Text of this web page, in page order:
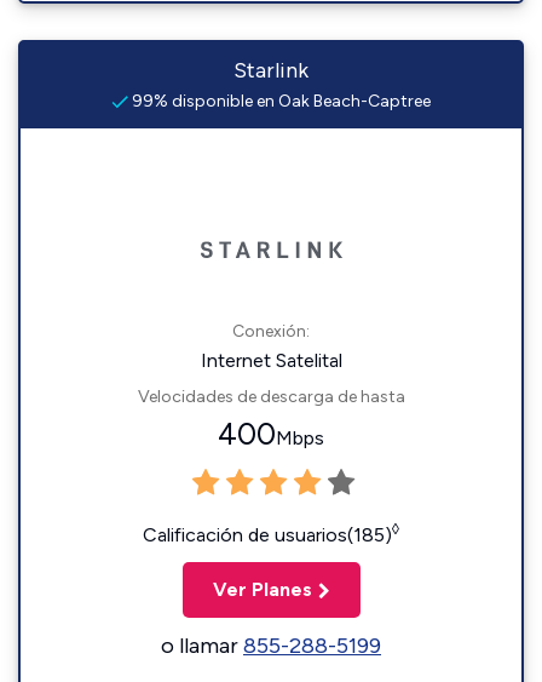
Starlink
99% disponible en Oak Beach-Captree
Conexión:
Internet Satelital
Velocidades de descarga de hasta
400Mbps
Calificación de usuarios(185)◊
Ver Planes
o llamar855-288-5199